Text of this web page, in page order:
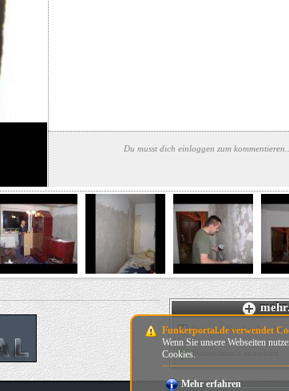
Du musst dich einloggen zum kommentieren...
Seite auf Facebook teilen
Bannertausch anmelden
Funkerportal.de verwendet
Wenn Sie unsere Webseiten
Cookies.
Mehr erfahren